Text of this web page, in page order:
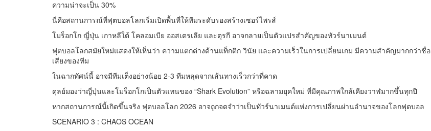
ความน่าจะเป็น 30%
นี่คือสถานการณ์ที่ฟุตบอลโลกเริ่มเปิดพื้นที่ให้ทีมระดับรองสร้างเซอร์ไพรส์
โมร็อกโก ญี่ปุ่น เกาหลีใต้ โคลอมเบีย ออสเตรเลีย และตุรกี อาจกลายเป็นตัวแปรสำคัญของทัวร์นาเมนต์
ฟุตบอลโลกสมัยใหม่แสดงให้เห็นว่า ความแตกต่างด้านแท็กติก วินัย และความเร็วในการเปลี่ยนเกม มีความสำคัญมากกว่าชื่อ
เสียงของทีม
ในฉากทัศน์นี้ อาจมีทีมเต็งอย่างน้อย 2-3 ทีมหลุดจากเส้นทางเร็วกว่าที่คาด
ดุลย์มองว่าญี่ปุ่นและโมร็อกโกเป็นตัวแทนของ “Shark Evolution” หรือฉลามยุคใหม่ ที่มีคุณภาพใกล้เคียงวาฬมากขึ้นทุกปี
หากสถานการณ์นี้เกิดขึ้นจริง ฟุตบอลโลก 2026 อาจถูกจดจำว่าเป็นทัวร์นาเมนต์แห่งการเปลี่ยนผ่านอำนาจของโลกฟุตบอล
SCENARIO 3 : CHAOS OCEAN